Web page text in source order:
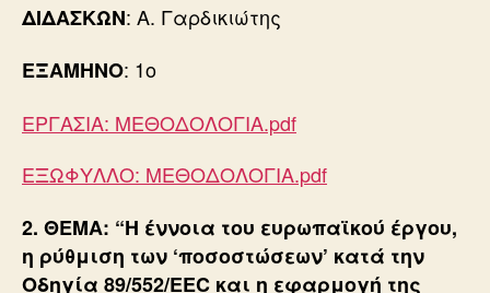
ΔΙΔΑΣΚΩΝ: Α. Γαρδικιώτης
ΕΞΑΜΗΝΟ: 1ο
ΕΡΓΑΣΙΑ: ΜΕΘΟΔΟΛΟΓΙΑ.pdf
ΕΞΩΦΥΛΛΟ: ΜΕΘΟΔΟΛΟΓΙΑ.pdf
2. ΘΕΜΑ: “Η έννοια του ευρωπαϊκού έργου,
η ρύθμιση των ‘ποσοστώσεων’ κατά την
Οδηγία 89/552/ΕΕC και η εφαρμογή της